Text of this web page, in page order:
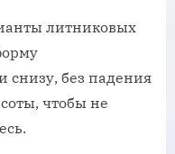
литниковых
снизу, без падения
чтобы не